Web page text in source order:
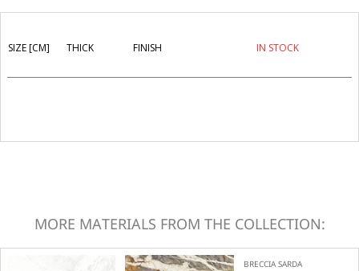
SIZE [CM] THICK FINISH IN STOCK
MORE MATERIALS FROM THE COLLECTION:
BRECCIA SARDA